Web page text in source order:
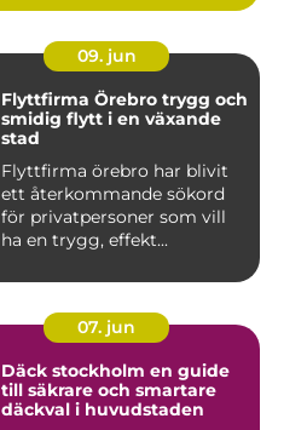
09. jun
Flyttfirma Örebro trygg och
smidig flytt i en växande
stad
Flyttfirma örebro har blivit
ett återkommande sökord
för privatpersoner som vill
ha en trygg, effekt...
07. jun
Däck stockholm en guide
till säkrare och smartare
däckval i huvudstaden